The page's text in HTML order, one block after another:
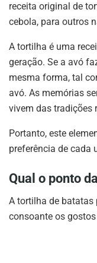
receita original de
cebola, para outros
A tortilha é uma
geração. Se a avó
mesma forma, tal
avó. As memórias
vivem das tradições
Portanto, este
preferência de cada
Qual o ponto
A tortilha de batatas
consoante os